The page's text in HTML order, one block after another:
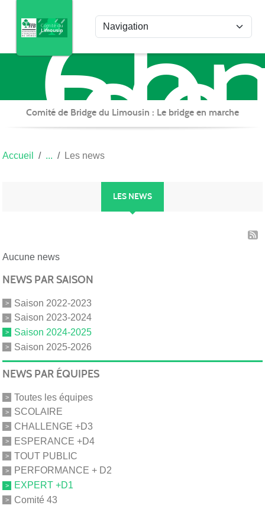
de
du
Comité de Bridge du Limousin : Le bridge en marche
Accueil Les news
LES NEWS
Aucune news
NEWS PAR SAISON
Saison 2022-2023
Saison 2023-2024
Saison 2024-2025
Saison 2025-2026
NEWS PAR ÉQUIPES
Toutes les équipes
SCOLAIRE
CHALLENGE +D3
ESPERANCE +D4
TOUT PUBLIC
PERFORMANCE + D2
EXPERT +D1
Comité 43